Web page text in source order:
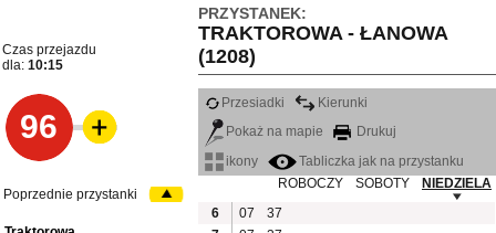
PRZYSTANEK:
TRAKTOROWA - ŁANOWA
(1208)
Czas przejazdu
dla: 10:15
96
Przesiadki
Kierunki
Pokaż na mapie
Drukuj
ikony
Tabliczka jak na przystanku
ROBOCZY
SOBOTY
NIEDZIELA
6
07
37
Poprzednie przystanki